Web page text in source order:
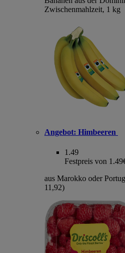
Zwischenmahlzeit, 1 kg
Angebot: Himbeeren
1.49
Festpreis von
aus Marokko oder
11,92)